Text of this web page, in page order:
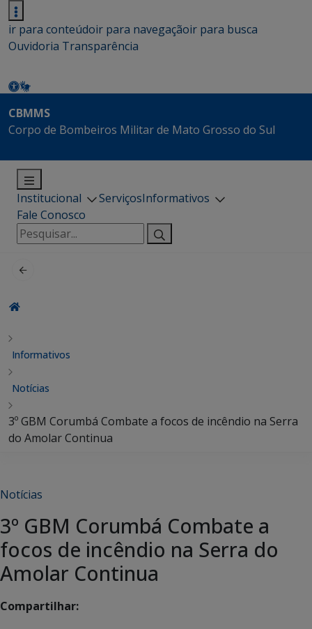
ir para conteúdoir para navegaçãoir para busca
Ouvidoria Transparência
CBMMS
Corpo de Bombeiros Militar de Mato Grosso do Sul
Institucional ServiçosInformativos
Fale Conosco
Pesquisar
por:
Informativos
Notícias
3º GBM Corumbá Combate a focos de incêndio na Serra
do Amolar Continua
Notícias
3º GBM Corumbá Combate a
focos de incêndio na Serra do
Amolar Continua
Compartilhar: